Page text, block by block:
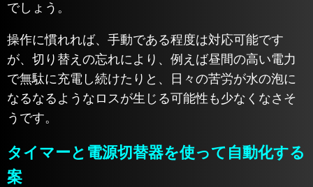
でしょう。
操作に慣れれば、手動である程度は対応可能です
が、切り替えの忘れにより、例えば昼間の高い電力
で無駄に充電し続けたりと、日々の苦労が水の泡に
なるなるようなロスが生じる可能性も少なくなさそ
うです。
タイマーと電源切替器を使って自動化する
案